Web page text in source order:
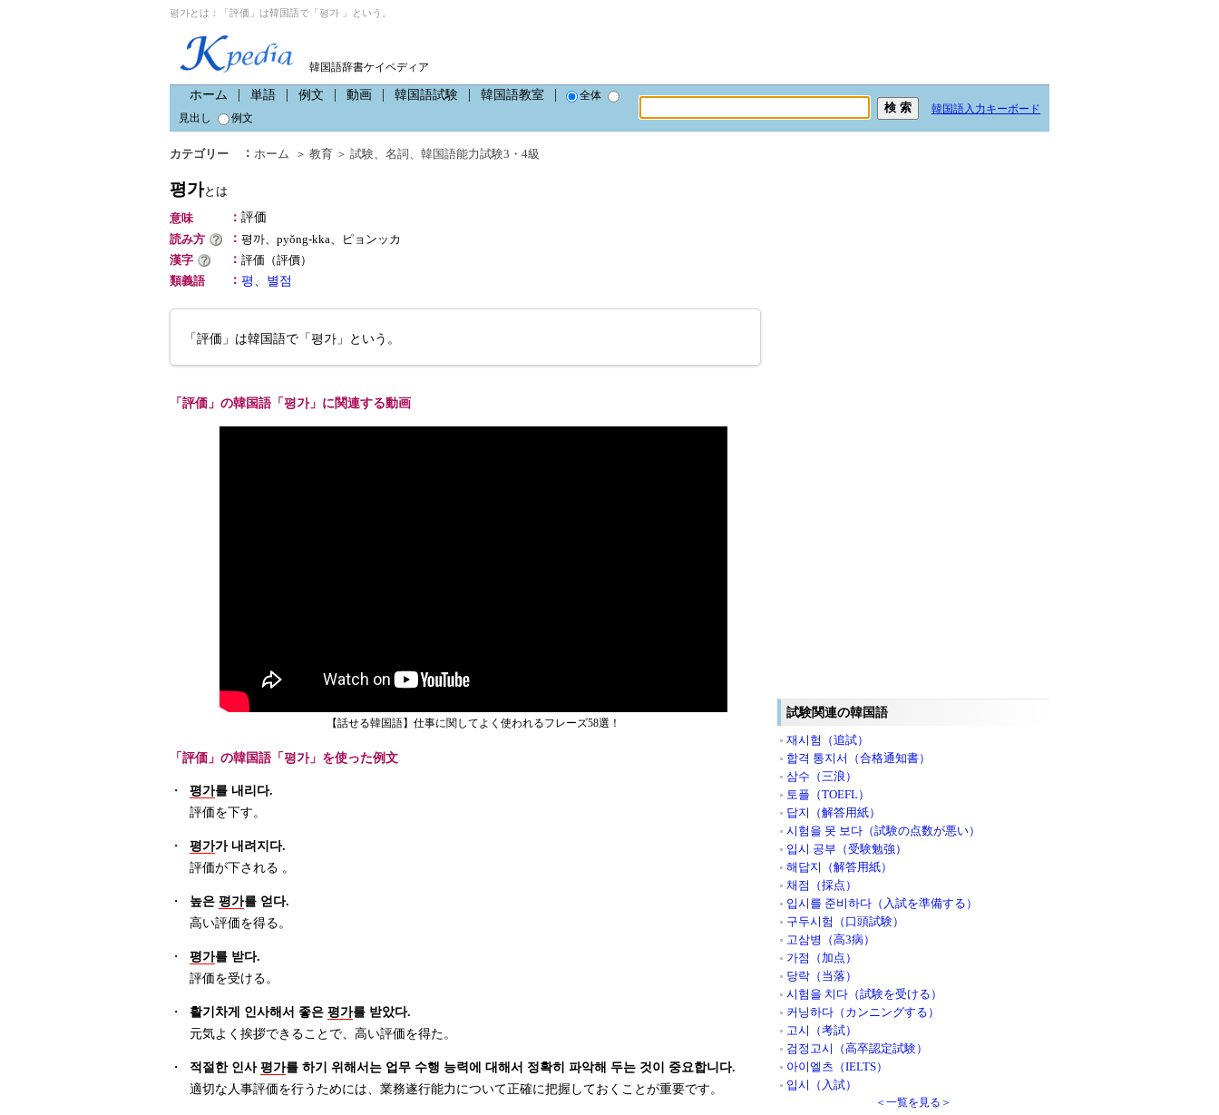
평가とは：「評価」は韓国語で「평가 」という。
韓国語辞書ケイペディア
ホーム 単語 例文 動画 韓国語試験 韓国語教室
全体
見出し
例文
韓国語入力キーボード
カテゴリー ： ホーム ＞ 教育 ＞ 試験、 名詞 、 韓国語能力試験3・4級
평가とは
意味
： 評価
読み方
： 평까、pyŏng-kka、ピョンッカ
漢字
： 評価（評價）
類義語
： 평 、 별점
「評価」は韓国語で「평가」という。
「評価」の韓国語「평가」に関連する動画
【話せる韓国語】仕事に関してよく使われるフレーズ58選！
「評価」の韓国語「평가」を使った例文
・ 평가를 내리다.
評価を下す。
・ 평가가 내려지다.
評価が下される 。
・ 높은 평가를 얻다.
高い評価を得る。
・ 평가를 받다.
評価を受ける。
・ 활기차게 인사해서 좋은 평가를 받았다.
元気よく挨拶できることで、高い評価を得た。
・ 적절한 인사 평가를 하기 위해서는 업무 수행 능력에 대해서 정확히 파악해 두는 것이 중요합니다.
適切な人事評価を行うためには、業務遂行能力について正確に把握しておくことが重要です。
試験関連の韓国語
재시험（追試）
합격 통지서（合格通知書）
삼수（三浪）
토플（TOEFL）
답지（解答用紙）
시험을 못 보다（試験の点数が悪い）
입시 공부（受験勉強）
해답지（解答用紙）
채점（採点）
입시를 준비하다（入試を準備する）
구두시험（口頭試験）
고삼병（高3病）
가점（加点）
당락（当落）
시험을 치다（試験を受ける）
커닝하다（カンニングする）
고시（考試）
검정고시（高卒認定試験）
아이엘츠（IELTS）
입시（入試）
＜一覧を見る＞